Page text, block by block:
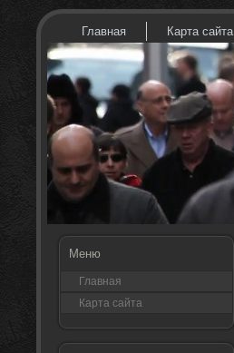
Главная Карта сайта
Меню
Главная
Карта сайта